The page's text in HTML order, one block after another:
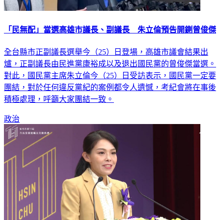
「民無配」當選高雄市議長、副議長 朱立倫預告開鍘曾俊傑
全台縣市正副議長選舉今（25）日登場，高雄市議會結果出
爐，正副議長由民進黨康裕成以及退出國民黨的曾俊傑當選。
對此，國民黨主席朱立倫今（25）日受訪表示，國民黨一定要
團結，對於任何違反黨紀的案例都令人遺憾，考紀會將在事後
積極處理，呼籲大家團結一致。
政治